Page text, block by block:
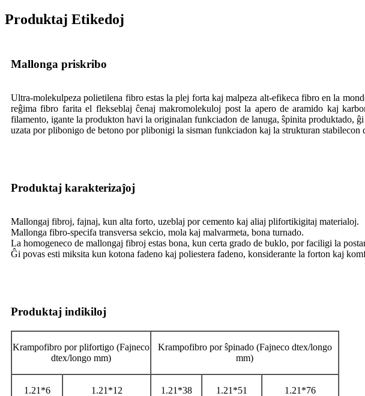
Produktaj Etikedoj
Mallonga priskribo
Ultra-molekulpeza polietilena fibro estas la plej forta kaj malpeza alt-efikeca fibro en la
reĝima fibro farita el flekseblaj ĉenaj makromolekuloj post la apero de aramido kaj
filamento, igante la produkton havi la originalan funkciadon de lanuga, ŝpinita produktado,
uzata por plibonigo de betono por plibonigi la sisman funkciadon kaj la strukturan
Produktaj karakterizaĵoj
Mallongaj fibroj, fajnaj, kun alta forto, uzeblaj por cemento kaj aliaj plifortikigitaj materialoj.
Mallonga fibro-specifa transversa sekcio, mola kaj malvarmeta, bona turnado.
La homogeneco de mallongaj fibroj estas bona, kun certa grado de buklo, por faciligi la
Ĝi povas esti miksita kun kotona fadeno kaj poliestera fadeno, konsiderante la forton kaj
Produktaj indikiloj
Krampofibro por plifortigo (Fajneco
dtex/longo mm)
Krampofibro por ŝpinado (Fajneco dtex/longo
mm)
1.21*6 1.21*12 1.21*38 1.21*51 1.21*76